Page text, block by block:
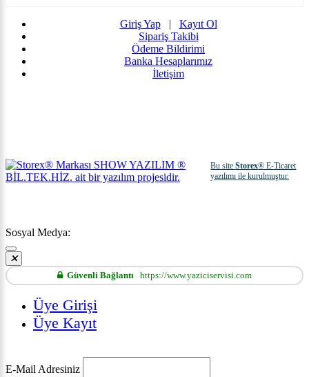
Giriş Yap| Kayıt Ol
Sipariş Takibi
Ödeme Bildirimi
Banka Hesaplarımız
İletişim
Bu siteStorex® E-Ticaret
yazılımı ile kurulmuştur.
Sosyal Medya:
Güvenli Bağlantı https://www.yaziciservisi.com
Üye Girişi
Üye Kayıt
E-Mail Adresiniz